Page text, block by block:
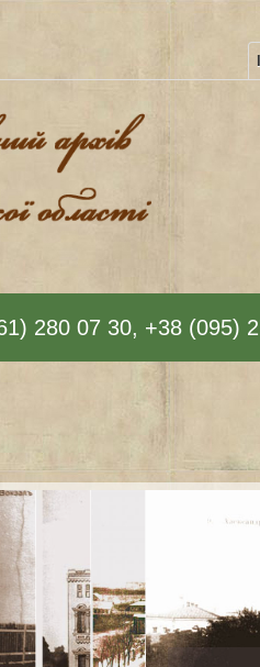
280 07 30, +38 (095)